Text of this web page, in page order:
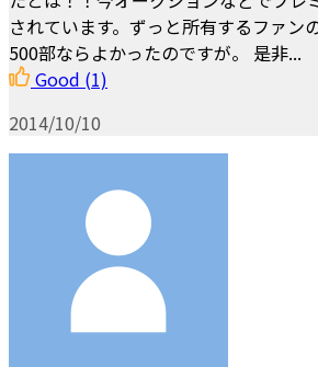
されています。ずっと所有するファン
500部ならよかったのですが。 是非...
Good (1)
2014/10/10